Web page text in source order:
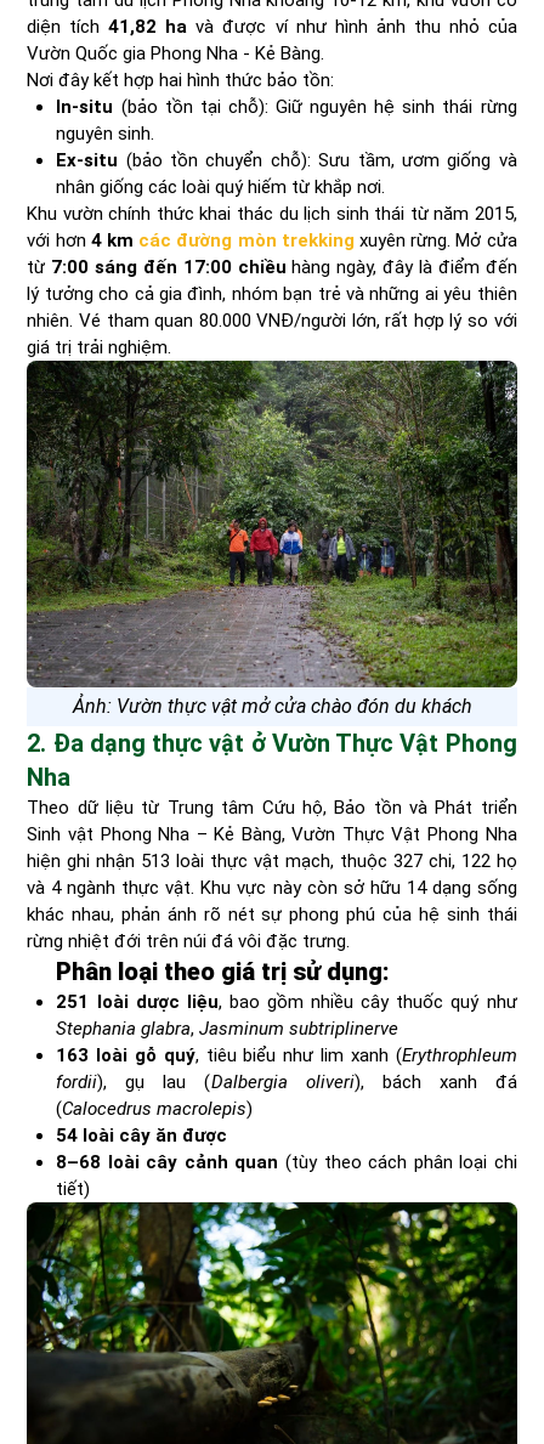
diện tích41,82 ha và được ví như hình ảnh thu nhỏ của
Vườn Quốc gia Phong Nha - Kẻ Bàng.
Nơi đây kết hợp hai hình thức bảo tồn:
In-situ (bảo tồn tại chỗ): Giữ nguyên hệ sinh thái rừng
nguyên sinh.
Ex-situ (bảo tồn chuyển chỗ): Sưu tầm, ươm giống và
nhân giống các loài quý hiếm từ khắp nơi.
Khu vườn chính thức khai thác du lịch sinh thái từ năm 2015,
với hơn 4 km các đường mòn trekkingxuyên rừng. Mở cửa
từ 7:00 sáng đến 17:00 chiều hàng ngày, đây là điểm đến
lý tưởng cho cả gia đình, nhóm bạn trẻ và những ai yêu thiên
nhiên. Vé tham quan 80.000 VNĐ/người lớn, rất hợp lý so với
giá trị trải nghiệm.
Ảnh: Vườn thực vật mở cửa chào đón du khách
2. Đa dạng thực vật ở Vườn Thực Vật Phong
Nha
Theo dữ liệu từ Trung tâm Cứu hộ, Bảo tồn và Phát triển
Sinh vật Phong Nha – Kẻ Bàng, Vườn Thực Vật Phong Nha
hiện ghi nhận 513 loài thực vật mạch, thuộc 327 chi, 122 họ
và 4 ngành thực vật. Khu vực này còn sở hữu 14 dạng sống
khác nhau, phản ánh rõ nét sự phong phú của hệ sinh thái
rừng nhiệt đới trên núi đá vôi đặc trưng.
Phân loại theo giá trị sử dụng:
251 loài dược liệu, bao gồm nhiều cây thuốc quý như
Stephania glabra,Jasminum subtriplinerve
163 loài gỗ quý, tiêu biểu như lim xanh (Erythrophleum
fordii), gụ lau (Dalbergia oliveri), bách xanh đá
(Calocedrus macrolepis)
54 loài cây ăn được
8–68 loài cây cảnh quan (tùy theo cách phân loại chi
tiết)